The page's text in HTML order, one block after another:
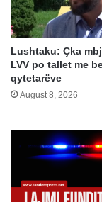
Lushtaku: Çka
LVV po tallet me
qytetarëve
August 8, 2026